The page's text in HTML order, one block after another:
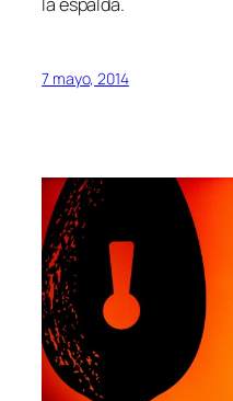
la espalda.
7 mayo, 2014